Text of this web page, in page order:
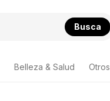
Busca
Belleza & Salud Otros